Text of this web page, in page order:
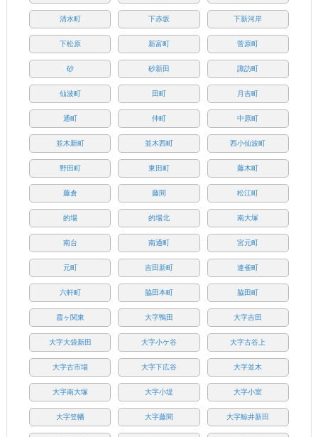
清水町 下赤坂 下新河岸
下松原 新富町 菅原町
砂 砂新田 諏訪町
仙波町 田町 月吉町
通町 仲町 中原町
並木新町 並木西町 西小仙波町
野田町 東田町 藤木町
藤倉 藤間 松江町
的場 的場北 南大塚
南台 南通町 宮元町
元町 吉田新町 連雀町
六軒町 脇田本町 脇田町
霞ヶ関東 大字鴨田 大字吉田
大字大袋新田 大字小ケ谷 大字古谷上
大字古市場 大字下広谷 大字並木
大字南大塚 大字小堤 大字小室
大字笠幡 大字藤間 大字鯨井新田